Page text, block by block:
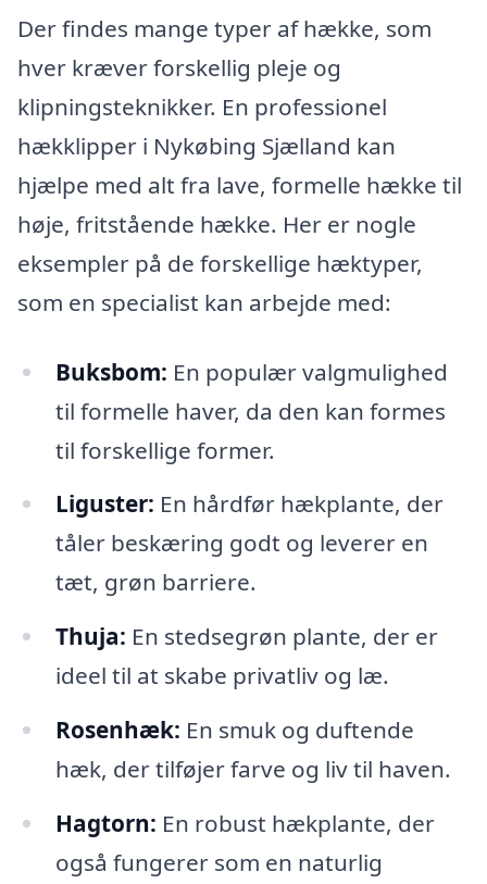
Der findes mange typer af hække, som
hver kræver forskellig pleje og
klipningsteknikker. En professionel
hækklipper i Nykøbing Sjælland kan
hjælpe med alt fra lave, formelle hække til
høje, fritstående hække. Her er nogle
eksempler på de forskellige hæktyper,
som en specialist kan arbejde med:
Buksbom: En populær valgmulighed
til formelle haver, da den kan formes
til forskellige former.
Liguster: En hårdfør hækplante, der
tåler beskæring godt og leverer en
tæt, grøn barriere.
Thuja: En stedsegrøn plante, der er
ideel til at skabe privatliv og læ.
Rosenhæk: En smuk og duftende
hæk, der tilføjer farve og liv til haven.
Hagtorn: En robust hækplante, der
også fungerer som en naturlig